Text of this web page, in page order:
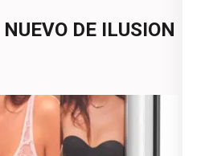
800.825.9452
DE ILUSION